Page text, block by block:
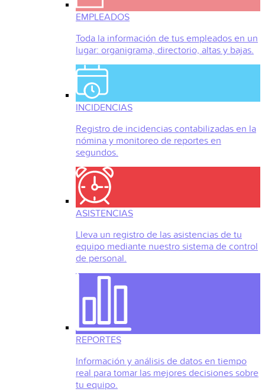
EMPLEADOS
Toda la información de tus empleados en un
lugar: organigrama, directorio, altas y bajas.
INCIDENCIAS
Registro de incidencias contabilizadas en la
nómina y monitoreo de reportes en
segundos.
ASISTENCIAS
Lleva un registro de las asistencias de tu
equipo mediante nuestro sistema de control
de personal.
REPORTES
Información y análisis de datos en tiempo
real para tomar las mejores decisiones sobre
tu equipo.